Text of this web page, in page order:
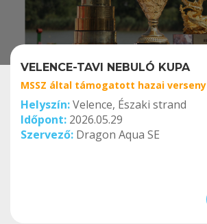
VELENCE-TAVI NEBULÓ KUPA
MSSZ által támogatott hazai verseny
Helyszín:Velence, Északi strand
Időpont: 2026.05.29
Szervező: Dragon Aqua SE